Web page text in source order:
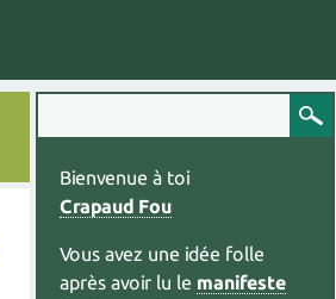
Bienvenue à toi
Crapaud Fou
Vous avez une idée folle
après avoir lu le manifeste